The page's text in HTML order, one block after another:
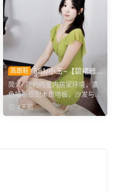
高跟鞋 881/小玉~【碧裙雅
姿】一室柔光衬绿裙，错落姿
态尽显温婉格调。
简介: 简约的室内居家环境，素
色墙板搭配木质地板，沙发与办
公椅丰富场景层次。小...
4天前